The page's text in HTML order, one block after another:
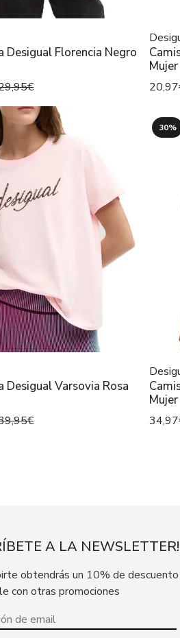
Desigual Florencia Negro
Mujer
Desigual Varsovia Rosa
30%
Mujer
A LA NEWSLETTER!
obtendrás un 10% de descuento
con otras promociones